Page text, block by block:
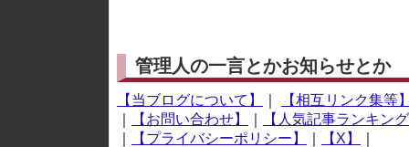
管理人の一言とかお知らせとか
【当ブログについて】
【相互リンク集等】
【お問い合わせ】
【人気記事ランキング
【プライバシーポリシー】 【X】